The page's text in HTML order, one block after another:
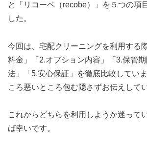
と「リコーベ（recobe）」を５つの項
した。
今回は、宅配クリーニングを利用する
料金」「2.オプション内容」「3.保管
法」「5.安心保証」を徹底比較してい
ころ悪いところ包む隠さずお伝えして
これからどちらを利用しようか迷って
ば幸いです。